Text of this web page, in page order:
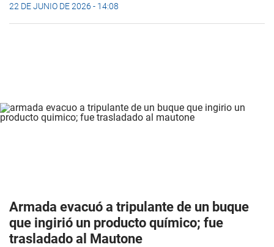
22 DE JUNIO DE 2026 - 14:08
Armada evacuó a tripulante de un buque
que ingirió un producto químico; fue
trasladado al Mautone